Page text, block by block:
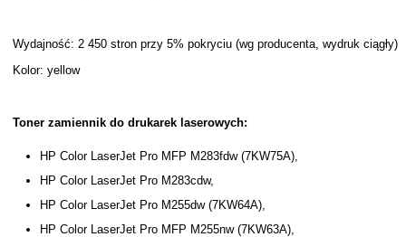
Wydajność: 2 450 stron przy 5% pokryciu (wg producenta, wydruk ciągły)
Kolor: yellow
Toner zamiennik do drukarek laserowych:
HP Color LaserJet Pro MFP M283fdw (7KW75A),
HP Color LaserJet Pro M283cdw,
HP Color LaserJet Pro M255dw (7KW64A),
HP Color LaserJet Pro MFP M255nw (7KW63A),